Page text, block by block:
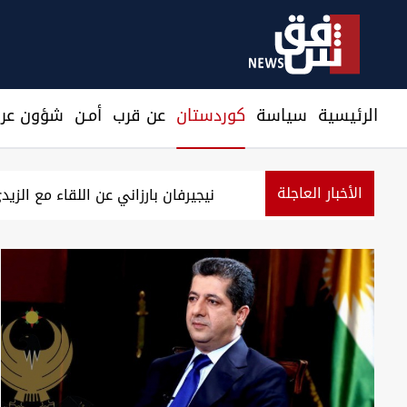
الرئيسية سیاسة كوردستان عن قرب أمـن شؤون
الأخبار العاجلة ارتفاع أسعار النفط مع ترقب نتائج